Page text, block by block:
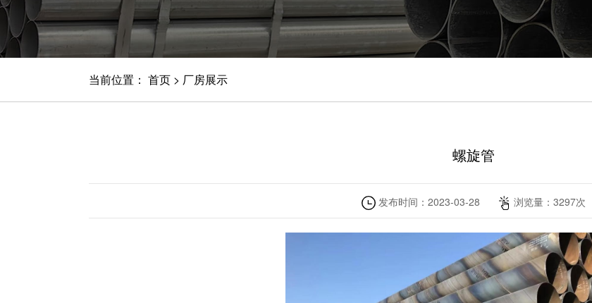
当前位置： 首页> 厂房展示
螺旋管
发布时间： 2023-03-28 浏览量： 3297次